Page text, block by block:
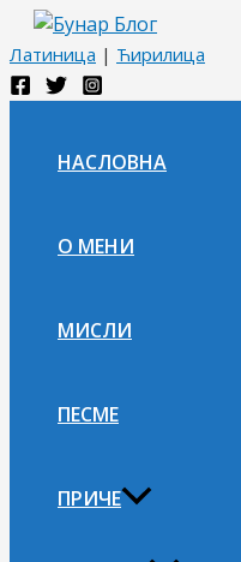
Пређи
на
садржај
Латиница | Ћирилица
НАСЛОВНА
О МЕНИ
МИСЛИ
ПЕСМЕ
ПРИЧЕ